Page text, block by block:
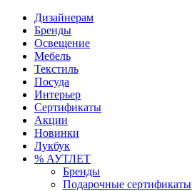
Дизайнерам
Бренды
Освещение
Мебель
Текстиль
Посуда
Интерьер
Сертификаты
Акции
Новинки
Лукбук
% АУТЛЕТ
Бренды
Подарочные сертификаты